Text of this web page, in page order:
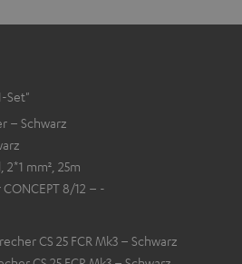
Set"
– Schwarz
mm², 25m
8/12 – -
CS 25 FCR Mk3 – Schwarz